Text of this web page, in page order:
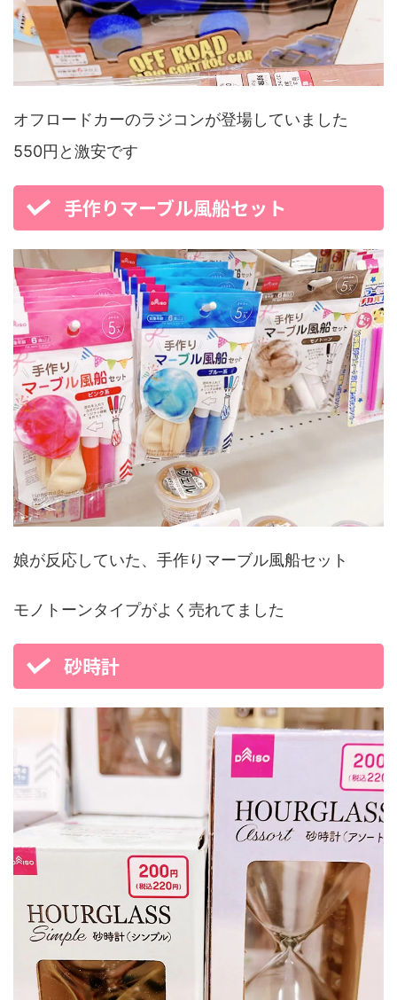
オフロードカーのラジコンが登場していました
550円と激安です
手作りマーブル風船セット
娘が反応していた、手作りマーブル風船セット
モノトーンタイプがよく売れてました
砂時計